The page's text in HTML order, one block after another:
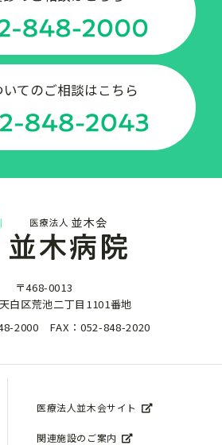
てのご相談はこちら
〒468-0013
白区荒池二丁目1101番地
2000 FAX：052-848-2020
医療法人並木会サイト
関連施設のご案内